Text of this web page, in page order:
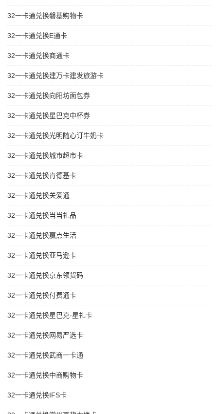
32一卡通兑换磐基购物卡
32一卡通兑换E通卡
32一卡通兑换商通卡
32一卡通兑换建万卡建发旅游卡
32一卡通兑换向阳坊面包券
32一卡通兑换星巴克中杯券
32一卡通兑换光明随心订牛奶卡
32一卡通兑换城市超市卡
32一卡通兑换肯德基卡
32一卡通兑换关爱通
32一卡通兑换当当礼品
32一卡通兑换赢点生活
32一卡通兑换亚马逊卡
32一卡通兑换京东领货码
32一卡通兑换付费通卡
32一卡通兑换星巴克-星礼卡
32一卡通兑换网易严选卡
32一卡通兑换武商一卡通
32一卡通兑换中商购物卡
32一卡通兑换IFS卡